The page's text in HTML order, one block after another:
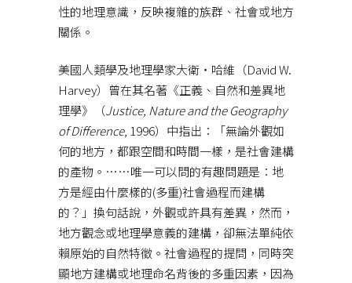
性的地理意識，反映複雜的族群、社會或地方
關係。
美國人類學及地理學家大衛‧哈維（David W.
Harvey）曾在其名著《正義、自然和差異地
理學》（Justice, Nature and the Geography
of Difference, 1996）中指出：「無論外觀如
何的地方，都跟空間和時間一樣，是社會建構
的產物。……唯一可以問的有趣問題是：地
方是經由什麼樣的(多重)社會過程而建構
的？」換句話說，外觀或許具有差異，然而，
地方觀念或地理學意義的建構，卻無法單純依
賴原始的自然特徵。社會過程的提問，同時突
顯地方建構或地理命名背後的多重因素，因為